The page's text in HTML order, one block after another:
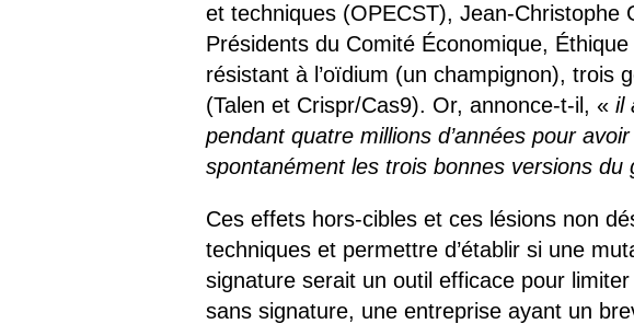
et techniques (OPECST), Jean-Christophe
Présidents du Comité Économique,
résistant à l’oïdium (un champignon), trois
(Talen et Crispr/Cas9). Or, annonce-t-il, «il
pendant quatre millions d’années pour
spontanément les trois bonnes versions du
Ces effets hors-cibles et ces lésions non
techniques et permettre d’établir si une
signature serait un outil efficace pour
sans signature, une entreprise ayant un